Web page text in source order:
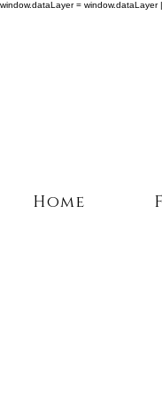
window.dataLayer =
Home